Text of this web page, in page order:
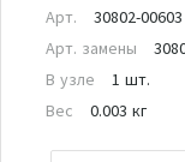
Арт.
30802-00603
Арт. замены
В узле
1 шт.
Вес
0.003 кг